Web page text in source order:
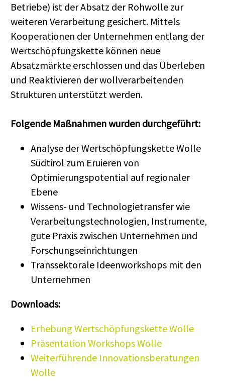
Betriebe) ist der Absatz der Rohwolle zur
weiteren Verarbeitung gesichert. Mittels
Kooperationen der Unternehmen entlang der
Wertschöpfungskette können neue
Absatzmärkte erschlossen und das Überleben
und Reaktivieren der wollverarbeitenden
Strukturen unterstützt werden.
Folgende Maßnahmen wurden durchgeführt:
Analyse der Wertschöpfungskette Wolle
Südtirol zum Eruieren von
Optimierungspotential auf regionaler
Ebene
Wissens- und Technologietransfer wie
Verarbeitungstechnologien, Instrumente,
gute Praxis zwischen Unternehmen und
Forschungseinrichtungen
Transsektorale Ideenworkshops mit den
Unternehmen
Downloads:
Erhebung Wertschöpfungskette Wolle
Präsentation Workshops Wolle
Weiterführende Innovationsberatungen
Wolle